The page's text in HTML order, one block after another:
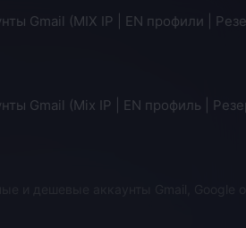
Gmail (MIX IP | EN профили |